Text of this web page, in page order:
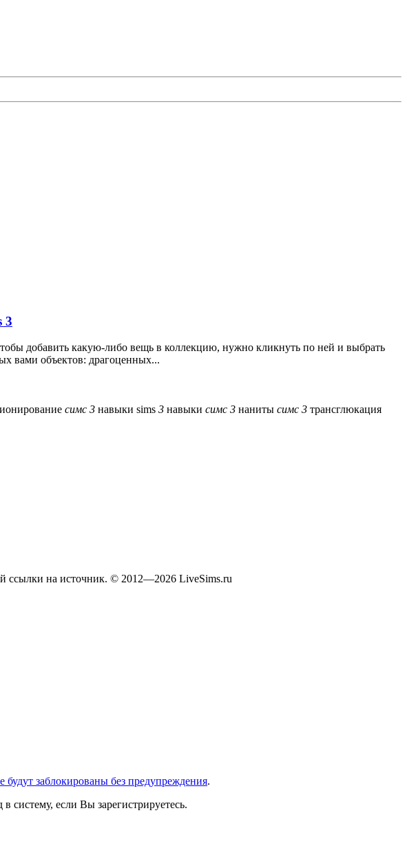
3
добавить какую-либо вещь в коллекцию, нужно кликнуть по ней и выбрать
вами объектов: драгоценных...
симс 3 навыки sims 3 навыки симс 3 наниты симс 3 трансглюкация
ссылки на источник. © 2012—2026 LiveSims.ru
заблокированы без предупреждения.
систему, если Вы зарегистрируетесь.